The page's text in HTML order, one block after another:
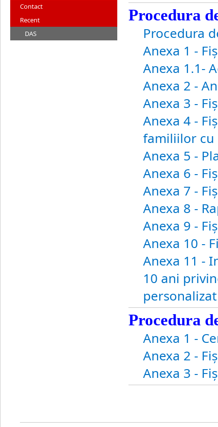
Contact
Recent
DAS
Procedura
Procedura
Anexa 1 -
Anexa 1.1-
Anexa 2 -
Anexa 3 -
Anexa 4 -
familiilor cu
Anexa 5 -
Anexa 6 -
Anexa 7 -
Anexa 8 -
Anexa 9 -
Anexa 10 -
Anexa 11 -
10 ani
Procedura
Anexa 1 -
Anexa 2 -
Anexa 3 -